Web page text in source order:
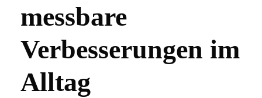
messbare
Verbesserungen im
Alltag